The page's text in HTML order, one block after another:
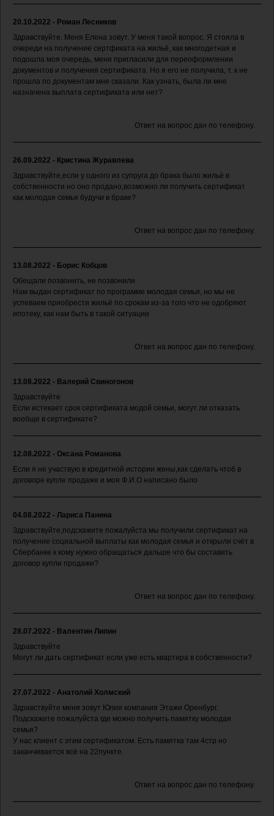
20.10.2022 - Роман Лесников
Здравствуйте. Меня Елена зовут. У меня такой вопрос. Я стояла в
очереди на получение сертфиката на жильё, как многодетная и
подошла моя очередь, меня пригласили для переоформлении
документов и получения сертификата. Но я его не получила, т. к не
прошла по документам мне сказали. Как узнать, была ли мне
назначена выплата сертификата или нет?
Ответ на вопрос дан по телефону.
26.09.2022 - Кристина Журавлева
Здравствуйте,если у одного из супруга до брака было жильё в
собственности но оно продано,возможно ли получить сертификат
как молодая семья будучи в браке?
Ответ на вопрос дан по телефону.
13.08.2022 - Борис Кобцов
Обещали позвонить, не позвонили
Нам выдан сертификат по программе молодая семья, но мы не
успеваем приобрести жильё по срокам из-за того что не одобряют
ипотеку, как нам быть в такой ситуации
Ответ на вопрос дан по телефону.
13.08.2022 - Валерий Свиногонов
Здравствуйте
Если истекает срок сертификата модой семьи, могут ли отказать
вообще в сертификате?
12.08.2022 - Оксана Романова
Если я не участвую в кредитной истории жены,как сделать чтоб в
договоре купле продаже и моя Ф.И.О написано было
04.08.2022 - Лариса Панина
Здравствуйте,подскажите пожалуйста мы получили сертификат на
получение социальной выплаты как молодая семья и открыли счёт в
Сбербанке к кому нужно обращаться дальше что бы составить
договор купли продажи?
Ответ на вопрос дан по телефону.
28.07.2022 - Валентин Липин
Здравствуйте
Могут ли дать сертификат если уже есть квартира в собственности?
27.07.2022 - Анатолий Холмский
Здравствуйте меня зовут Юлия компания Этажи Оренбург.
Подскажите пожалуйста где можно получить памятку молодая
семья?
У нас клиент с этим сертификатом. Есть памятка там 4стр но
заканчивается всё на 22пункте.
Ответ на вопрос дан по телефону.